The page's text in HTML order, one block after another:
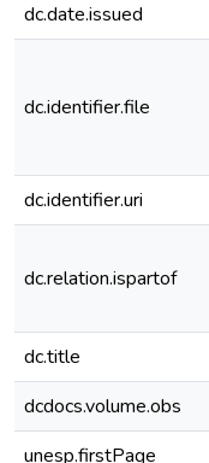
dc.date.issued
dc.identifier.file
dc.identifier.uri
dc.relation.ispartof
dc.title
dcdocs.volume.obs
unesp.firstPage